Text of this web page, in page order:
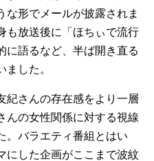
な形でメールが披露されま
も放送後に「ほちぃで流行
に語るなど、半ば開き直る
した。
紀さんの存在感をより一層
んの女性関係に対する視線
。バラエティ番組とはい
にした企画がここまで波紋